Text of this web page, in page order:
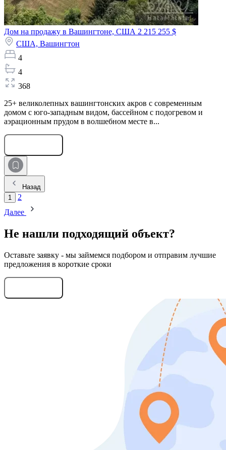
Дом на продажу в Вашингтоне, США 2 215 255 $
США, Вашингтон
4
4
368
25+ великолепных вашингтонских акров с современным
домом с юго-западным видом, бассейном с подогревом и
аэрационным прудом в волшебном месте в...
Назад
1
2
Далее
Не нашли подходящий объект?
Оставьте заявку - мы займемся подбором и отправим лучшие
предложения в короткие сроки